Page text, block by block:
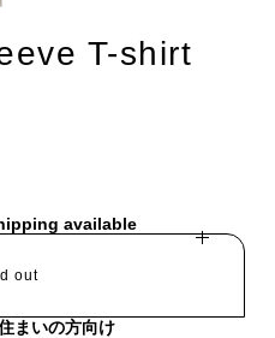
T-shirt
available
out
まいの方向け